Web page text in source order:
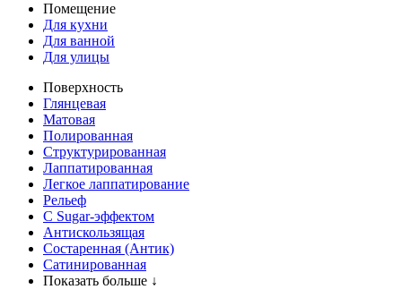
Помещение
Для кухни
Для ванной
Для улицы
Поверхность
Глянцевая
Матовая
Полированная
Структурированная
Лаппатированная
Легкое лаппатирование
Рельеф
С Sugar-эффектом
Антискользящая
Состаренная (Антик)
Сатинированная
Показать больше ↓